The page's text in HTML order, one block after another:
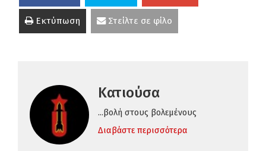
Εκτύπωση Στείλτε σε φίλο
Κατιούσα
...βολή στους βολεμένους
Διαβάστε περισσότερα